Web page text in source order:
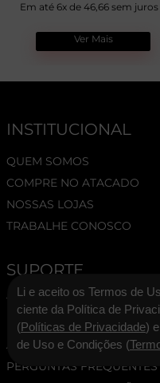
Em até 6x de 46,66 sem juros
Ver Mais
INSTITUCIONAL
QUEM SOMOS
COMPRE NO ATACADO
NOSSAS LOJAS
TRABALHE CONOSCO
SUPORTE
TERMOS E CONDIÇÕES
POLÍTICA DE PRIVACIDADE
ASSESSORIA DE
PERGUNTAS FREQUENTES
Li e aceito os Termos de
ciente da Política de
(Políticas de Privacidade)
de Uso e Condições (